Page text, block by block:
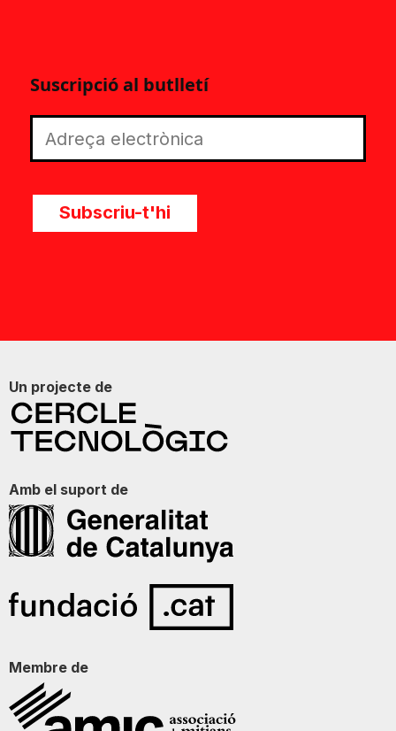
Suscripció al butlletí
Subscriu-t'hi
Un projecte de
Amb el suport de
Membre de